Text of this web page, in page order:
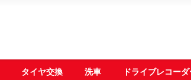
タイヤ交換 洗車 ドライブレコー